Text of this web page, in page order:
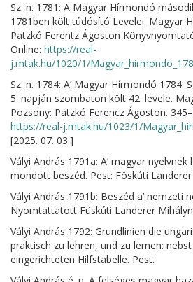
Sz. n. 1781: A Magyar Hírmondó
1781ben költ túdósító Levelei. Magyar
Patzkó Ferentz Ágoston
Online: https://real-
j.mtak.hu/1020/1/
Sz. n. 1784: A’ Magyar Hírmondó 1784.
5. napján szombaton költ 42. levele.
Pozsony: Patzkó Ferencz Ágoston.
https://real-j.mtak.hu/1023/1/
[2025. 07. 03.]
Vályi András 1791a: A’ magyar
mondott beszéd. Pest: Föskúti Landerer
Vályi András 1791b: Beszéd a’ nemzeti
Nyomtattatott Füskúti Landerer
Vályi András 1792: Grundlinien die
praktisch zu lehren, und zu lernen:
eingerichteten Hilfstabelle. Pest.